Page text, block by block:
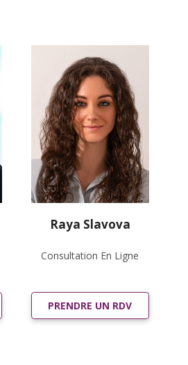
Raya Slavova
Consultation En Ligne
PRENDRE UN RDV